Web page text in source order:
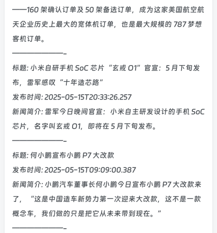
——160 架确认订单及 50 架备选订单，成为这家美国航空航
天企业历史上最大的宽体机订单，也是最大规模的 787 梦想
客机订单。
———————-
标题: 小米自研手机 SoC 芯片“玄戒 O1”官宣：5 月下旬发
布，雷军感叹“十年造芯路”
发布时间: 2025-05-15T20:33:26.257
新闻简介: 雷军今日晚间官宣：小米自主研发设计的手机 SoC
芯片，名字叫玄戒 O1，即将在 5 月下旬发布。
———————-
标题: 何小鹏宣布小鹏 P7 大改款
发布时间: 2025-05-15T09:09:00.387
新闻简介: 小鹏汽车董事长何小鹏今日宣布小鹏 P7 大改款来
了，“这是中国造车新势力第一次迎来大改款，这不是一款
概念车，我们做的只是把它从未来带到现在。”
———————-